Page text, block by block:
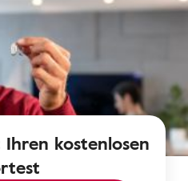
kostenlosen